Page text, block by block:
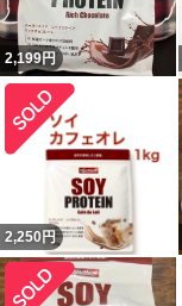
2,199円
2,250 円